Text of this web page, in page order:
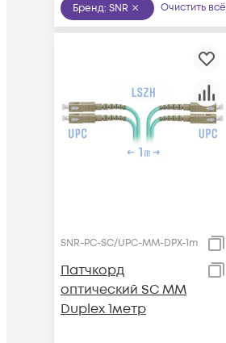
Бренд: SNR Очистить всё
SNR-PC-SC/UPC-MM-DPX-1m
Патчкорд
оптический SC MM
Duplex 1метр